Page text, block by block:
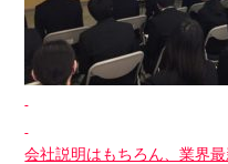
会社説明はもちろん、業界